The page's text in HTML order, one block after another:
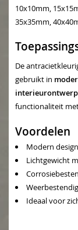
10x10mm,
35x35mm,
De
gebruikt in
functionaliteit
Voordelen
Modern
Lichtgewicht
Ideaal voor